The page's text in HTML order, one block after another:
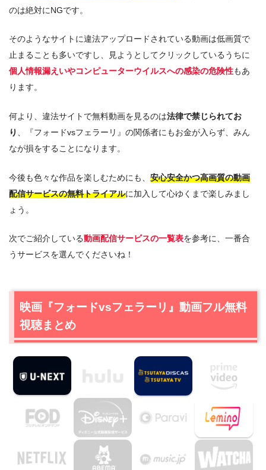
のは絶対にNGです。
そのようなサイトに違法アップロードされている動画は低画質で
止まることも多いですし、見ようとしてクリックしているうちに
個人情報漏えいやコンピューターウイルスへの感染の危険性もあ
ります。
何より、違法サイトで無料動画を見るのは法律で禁じられてお
り
、『フォードvsフェラーリ』の関係者にもお金が入らず、みん
なが損をすることになります。
今後も色々な作品を楽しむためにも、 安心安全かつ高画質の動画
配信サービスの無料トライアルに加入して心ゆくまで楽しみまし
ょう。
次でご紹介している動画配信サービスの一覧表を参考に、一番合
うサービスを選んでくださいね！
映画『フォードvsフェラーリ』動画フル無料
視聴まとめ